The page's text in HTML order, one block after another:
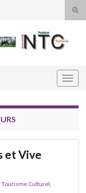
et Vive
Tourisme Culturel,